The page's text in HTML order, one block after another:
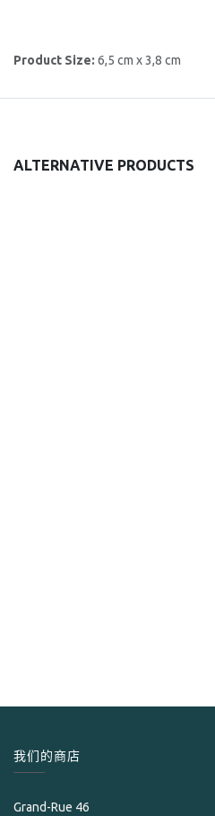
Product Size: 6,5 cm x 3,8 cm
ALTERNATIVE PRODUCTS
我们的商店
Grand-Rue 46